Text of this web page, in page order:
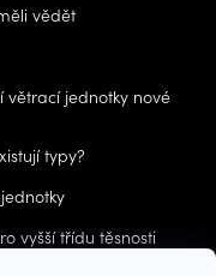
vědět
větrací jednotky nové
typy?
vyšší třídu těsnosti